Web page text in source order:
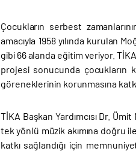
Çocukların serbest
amacıyla 1958 yılında kurulan
gibi 66 alanda eğitim veriyor. TİKA
projesi sonucunda
göreneklerinin korunmasına
TİKA Başkan Yardımcısı Dr.
tek yönlü müzik akımına doğru
katkı sağlandığı için